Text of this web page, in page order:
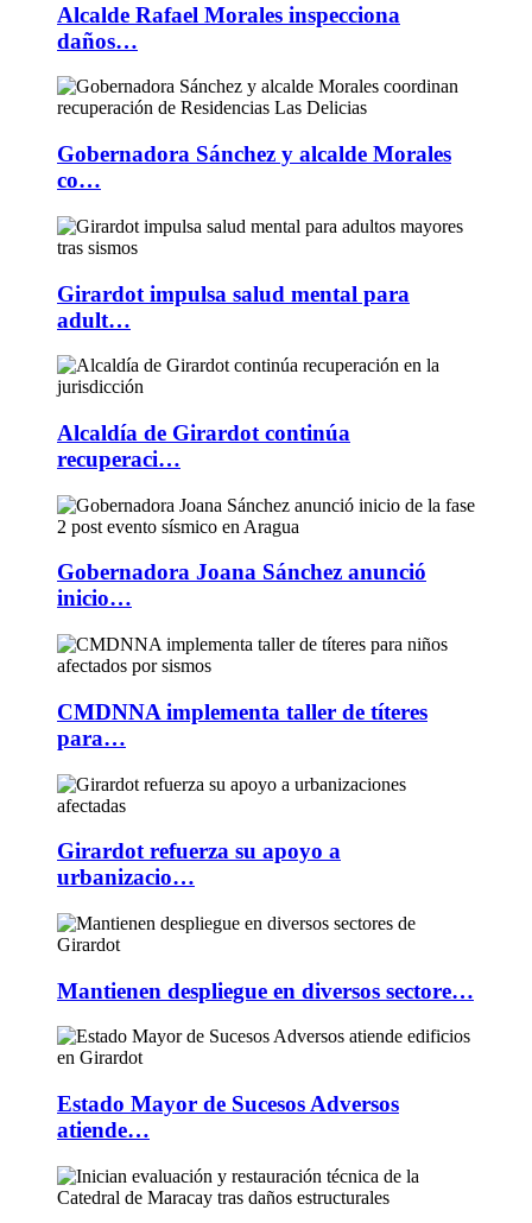
Alcalde Rafael Morales inspecciona
daños…
Gobernadora Sánchez y alcalde Morales
co…
Girardot impulsa salud mental para
adult…
Alcaldía de Girardot continúa
recuperaci…
Gobernadora Joana Sánchez anunció
inicio…
CMDNNA implementa taller de títeres
para…
Girardot refuerza su apoyo a
urbanizacio…
Mantienen despliegue en diversos sectore…
Estado Mayor de Sucesos Adversos
atiende…